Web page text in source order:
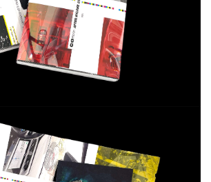
über 200 Ausstellungen,
an Publikation und allen
Maßnahmen der